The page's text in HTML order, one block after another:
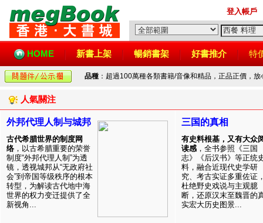
登入帳戶
HOME 新書上架 暢銷書架 好書推介 特
品種 ：超過100萬種各類書籍/音像和精品，正品正價，
人氣關注
外邦代理人制与城邦
古代希腊世界的制度网
络 ，以古希腊重要的荣誉
制度“外邦代理人制”为透
镜，透视城邦从“无政府社
会”到帝国等级秩序的根本
转型，为解读古代地中海
世界的权力变迁提供了全
新视角...
三国的真相
有史料根基，又有大众
读感 ，全书参照《三国
志》《后汉书》等正统
料，融合近现代史学研
究、考古实证多重佐证
杜绝野史戏说与主观臆
断，还原汉末至魏晋的
实宏大历史图景...